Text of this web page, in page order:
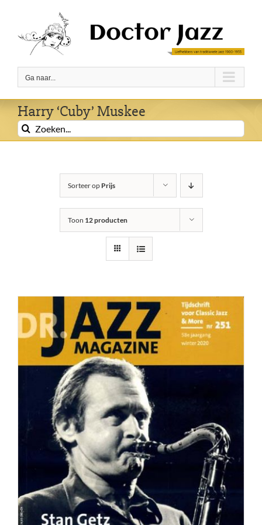
inhoud
Ga naar...
Harry ‘Cuby’ Muskee
Zoeken
naar:
Sorteer op Prijs
Toon 12 producten